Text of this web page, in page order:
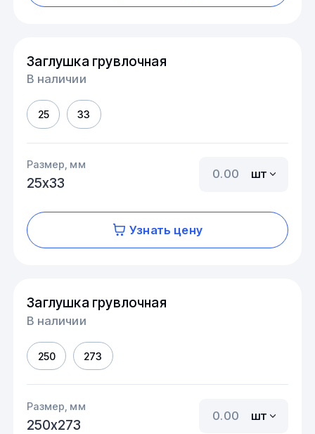
Заглушка грувлочная
В наличии
25 33
Размер, мм
25х33
шт
Узнать цену
Заглушка грувлочная
В наличии
250 273
Размер, мм
250х273
шт